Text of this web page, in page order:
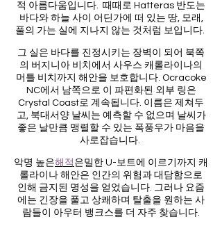
적 아름다움입니다. 때때로 Hatteras 반도는
바다와 하늘 사이 어딘가에 떠 있는 땅, 모래,
풀의 가는 실에 지나지 않는 것처럼 보입니다.
그 실은 바다를 진정시키는 장벽이 되어 북쪽
의 버지니아 비치에서 사우스 캐롤라이나의
머틀 비치까지 해안을 보호합니다. Ocracoke
NC에서 남쪽으로 이 파편화된 외부 링은
Crystal Coast로 계속됩니다. 이름은 제쳐두
고, 북대서양 날씨는 예측할 수 없으며 날씨가
좋은 날만큼 맹렬할 수 있는 폭풍우가 마음을
사로잡습니다.
악명 높은해적 은밀한 U-보트에 이르기까지 캐
롤라이나 해안은 인간의 위험과 대담함으로
인해 금지된 명성을 얻었습니다. 그러나 요즘
에는 긴장을 풀고 상쾌하며 탈출을 원하는 사
람들이 아우터 뱅크스를 더 자주 찾습니다.